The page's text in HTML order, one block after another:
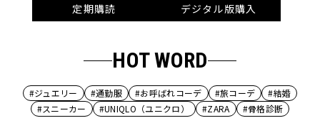
定期購読
デジタル版購入
HOT WORD
#ジュエリー #通勤服 #お呼ばれコーデ #旅コーデ
#結婚
#スニーカー
#UNIQLO（ユニクロ） #ZARA #骨格診断